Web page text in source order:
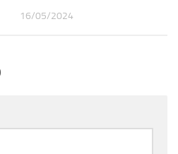
16/05/2024